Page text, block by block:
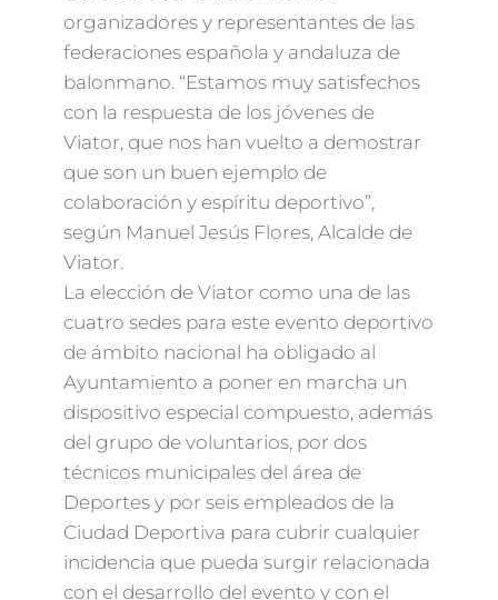
organizadores y representantes de las
federaciones española y andaluza de
balonmano. “Estamos muy satisfechos
con la respuesta de los jóvenes de
Viator, que nos han vuelto a demostrar
que son un buen ejemplo de
colaboración y espíritu deportivo”,
según Manuel Jesús Flores, Alcalde de
Viator.
La elección de Viator como una de las
cuatro sedes para este evento deportivo
de ámbito nacional ha obligado al
Ayuntamiento a poner en marcha un
dispositivo especial compuesto, además
del grupo de voluntarios, por dos
técnicos municipales del área de
Deportes y por seis empleados de la
Ciudad Deportiva para cubrir cualquier
incidencia que pueda surgir relacionada
con el desarrollo del evento y con el